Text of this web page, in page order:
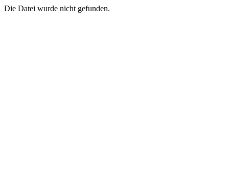
Die Datei wurde nicht gefunden.